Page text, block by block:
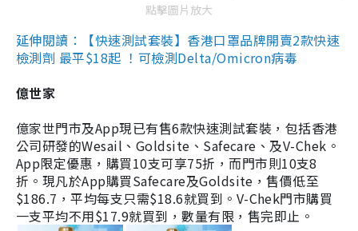
點擊圖片放大
延伸閱讀：【快速測試套裝】香港口罩品牌開賣2款快速
檢測劑 最平$18起 ！可檢測Delta/Omicron病毒
億世家
億家世門市及App現已有售6款快速測試套裝，包括香港
公司研發的Wesail、Goldsite、Safecare、及V-Chek。
App限定優惠，購買10支可享75折，而門市則10支8
折。現凡於App購買Safecare及Goldsite，售價低至
$186.7，平均每支只需$18.6就買到。V-Chek門市購買
一支平均不用$17.9就買到，數量有限，售完即止。